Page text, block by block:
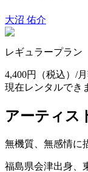
大沼 佑介
レギュラープラン
4,400円
（税込）/
現在レンタルでき
アーティス
無機質、無感情に
福島県会津出身、